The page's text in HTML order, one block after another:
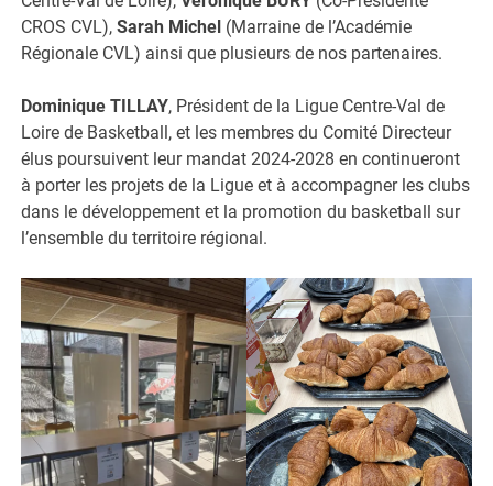
CROS CVL),Sarah Michel (Marraine de l’Académie
Régionale CVL) ainsi que plusieurs de nos partenaires.
Dominique TILLAY, Président de la Ligue Centre-Val de
Loire de Basketball, et les membres du Comité Directeur
élus poursuivent leur mandat 2024-2028 en continueront
à porter les projets de la Ligue et à accompagner les clubs
dans le développement et la promotion du basketball sur
l’ensemble du territoire régional.